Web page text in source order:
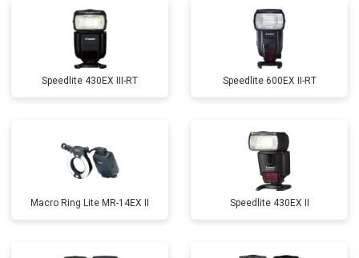
Speedlite 430EX III-RT Speedlite 600EX II-RT
Macro Ring Lite MR-14EX II Speedlite 430EX II